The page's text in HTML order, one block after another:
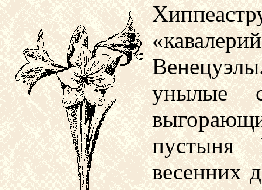
унылые
пустыня
весенних